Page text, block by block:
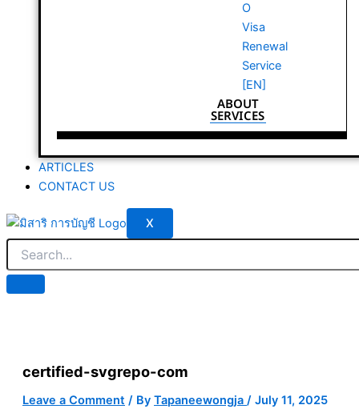
O
Visa
Renewal
Service
[EN]
ABOUT
SERVICES
ARTICLES
CONTACT US
X
certified-svgrepo-com
Leave a Comment / By Tapaneewongja / July 11, 2025